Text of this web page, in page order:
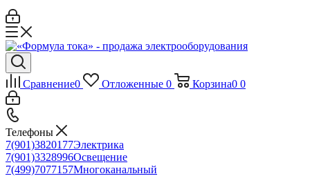
Сравнение0 Отложенные 0 Корзина0 0
Телефоны
7(901)3820177Электрика
7(901)3328996Освещение
7(499)7077157Многоканальный